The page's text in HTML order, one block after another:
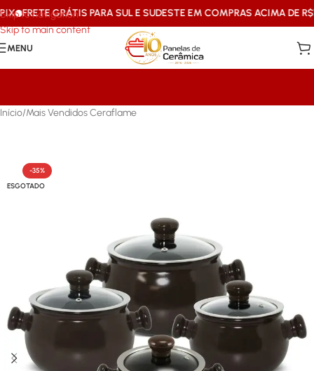
Skip to navigation
Skip to main content
FRETE GRÁTIS PARA SUL E SUDESTE EM COMPRAS ACIMA DE R$199
MENU
Início/Mais Vendidos Ceraflame
-35%
ESGOTADO